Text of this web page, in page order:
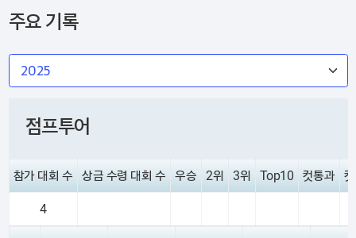
주요 기록
점프투어
참가 대회 수 상금 수령 대회 수 우승 2위 3위 Top10 컷통과
4